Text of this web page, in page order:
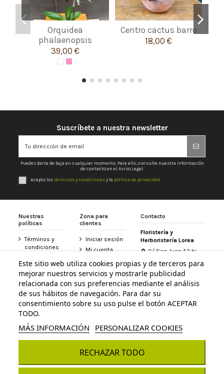
Orquidea
phalaenopsis
39,00 €
Centro cactus barro
18,00 €
Suscríbete a nuestra newsletter
Puedes darte de baja en cualquier momento. Para ello, consulte nuestra información
de contacto en el Aviso Legal.
Acepto lostérminos y condicionesy la política de privacidad
Nuestras
políticas
Términos y
condiciones
privacidad
Aviso legal
Política de
cookies
Accesibilidad
Zona para
clientes
Iniciar sesión
Mi cuenta
Historial de
pedidos
Tarjeta
Floristería
Lorea
Contacte con
Contacto
Floristería y
Herboristería Lorea
C/ San Juan 52 bj
31800 Altsasu /
Alsasua (Navarra)
948 467 426
info@floristerialorea.es
Este sitio web utiliza cookies propias y de terceros para
mejorar nuestros servicios y mostrarle publicidad
relacionada con sus preferencias mediante el análisis
de sus hábitos de navegación. Para dar su
consentimiento sobre su uso pulse el botón ACEPTAR
TODO.
MÁS INFORMACIÓN PERSONALIZAR COOKIES
RECHAZAR TODO
© Todos los derechos reservados - Powered bybytefactory